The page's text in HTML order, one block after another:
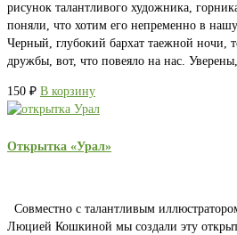
рисунок талантливого художника,
поняли, что хотим его непременно в
Черный, глубокий бархат таежной ночи,
дружбы, вот, что повеяло на нас.
150 ₽ В корзину
Открытка «Урал»
Совместно с талантливым
Люцией Кошкиной мы создали эту